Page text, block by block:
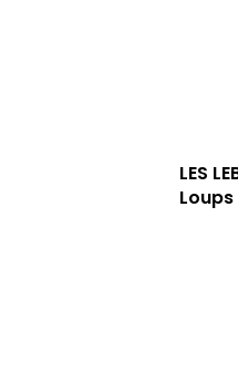
LES
Loups